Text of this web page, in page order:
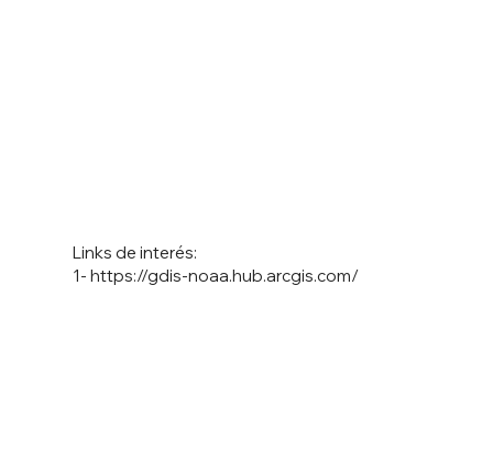
1-https://gdis-noaa.hub.arcgis.com/
Links de interés: